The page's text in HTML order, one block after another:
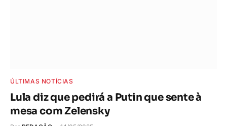
ÚLTIMAS NOTÍCIAS
Lula diz que pedirá a Putin que sente à
mesa com Zelensky